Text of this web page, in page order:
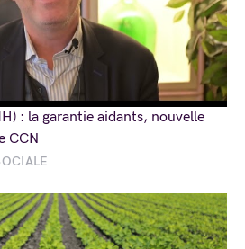
: la garantie aidants, nouvelle
CCN